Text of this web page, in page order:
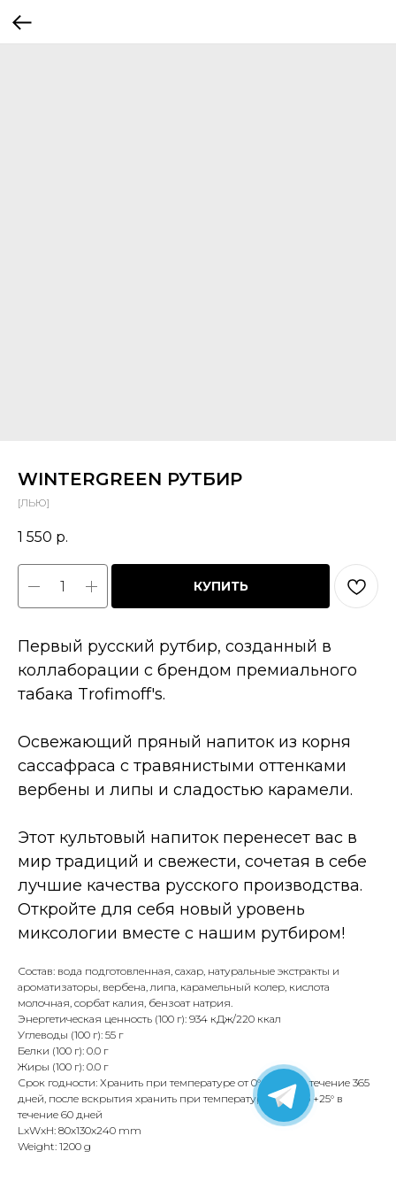
WINTERGREEN РУТБИР
[ЛЬЮ]
1 550 р.
КУПИТЬ
Первый русский рутбир, созданный в
коллаборации с брендом премиального
табака Trofimoff's.
Освежающий пряный напиток из корня
сассафраса с травянистыми оттенками
вербены и липы и сладостью карамели.
Этот культовый напиток перенесет вас в
мир традиций и свежести, сочетая в себе
лучшие качества русского производства.
Откройте для себя новый уровень
миксологии вместе с нашим рутбиром!
Состав: вода подготовленная, сахар, натуральные экстракты и
ароматизаторы, вербена, липа, карамельный колер, кислота
молочная, сорбат калия, бензоат натрия.
Энергетическая ценность (100 г): 934 кДж/220 ккал
Углеводы (100 г): 55 г
Белки (100 г): 0.0 г
Жиры (100 г): 0.0 г
Срок годности: Хранить при температуре от 0°до +25° в течение 365
дней, после вскрытия хранить при температуре от 0° до +25° в
течение 60 дней
LxWxH: 80x130x240 mm
Weight: 1200 g